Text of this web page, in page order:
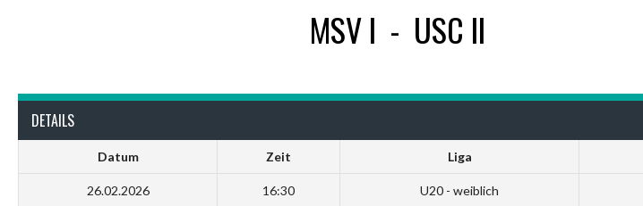
MSV I - USC II
DETAILS
Datum Zeit Liga
26.02.2026 16:30 U20 - weiblich